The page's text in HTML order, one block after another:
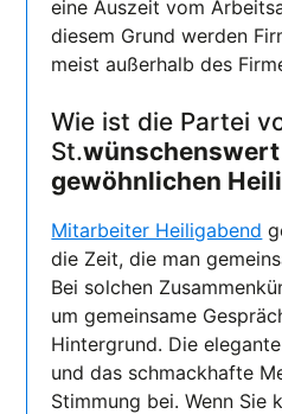
eine Auszeit vom
diesem Grund werden
meist außerhalb des
Wie ist die Partei
St.wünschenswert
gewöhnlichen
Mitarbeiter Heiligabend
die Zeit, die man
Bei solchen
um gemeinsame
Hintergrund. Die
und das schmackhafte
Stimmung bei. Wenn Sie